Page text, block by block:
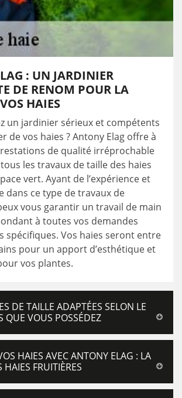
: UN JARDINIER
DE RENOM POUR LA
HAIES
un jardinier sérieux et compétents
de vos haies ? Antony Elag offre à
de qualité irréprochable
les travaux de taille des haies
vert. Ayant de l’expérience et
dans ce type de travaux de
vous garantir un travail de main
à toutes vos demandes
spécifiques. Vos haies seront entre
pour un apport d’esthétique et
vos plantes.
DE TAILLE ADAPTÉES SELON LE
QUE VOUS POSSÉDEZ
HAIES AVEC ANTONY ELAG : LA
HAIES FRUITIÈRES